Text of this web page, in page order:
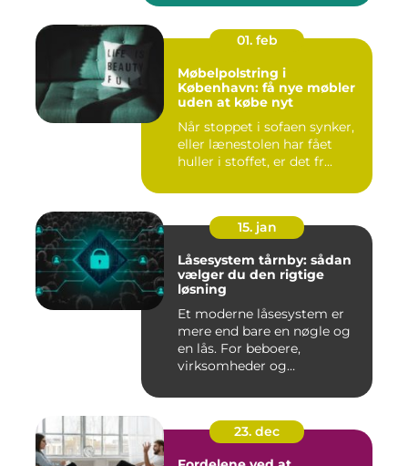
01. feb
Møbelpolstring i
København: få nye møbler
uden at købe nyt
Når stoppet i sofaen synker,
eller lænestolen har fået
huller i stoffet, er det fr...
15. jan
Låsesystem tårnby: sådan
vælger du den rigtige
løsning
Et moderne låsesystem er
mere end bare en nøgle og
en lås. For beboere,
virksomheder og
23. dec